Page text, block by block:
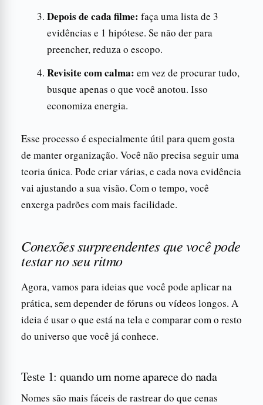
Depois de cada filme: faça uma lista de 3
evidências e 1 hipótese. Se não der para
preencher, reduza o escopo.
Revisite com calma: em vez de procurar tudo,
busque apenas o que você anotou. Isso
economiza energia.
Esse processo é especialmente útil para quem gosta
de manter organização. Você não precisa seguir uma
teoria única. Pode criar várias, e cada nova evidência
vai ajustando a sua visão. Com o tempo, você
enxerga padrões com mais facilidade.
Conexões surpreendentes que você pode
testar no seu ritmo
Agora, vamos para ideias que você pode aplicar na
prática, sem depender de fóruns ou vídeos longos. A
ideia é usar o que está na tela e comparar com o resto
do universo que você já conhece.
Teste 1: quando um nome aparece do nada
Nomes são mais fáceis de rastrear do que cenas